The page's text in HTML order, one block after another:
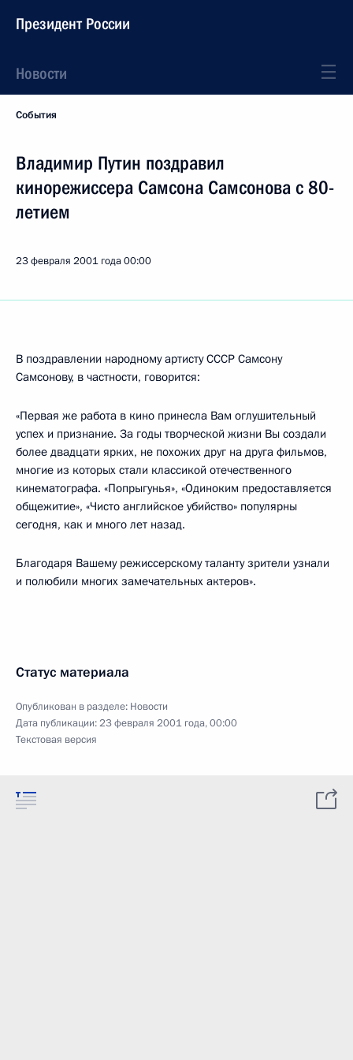
Президент России
Новости
События
Владимир Путин поздравил
кинорежиссера Самсона Самсонова с 80-
летием
23 февраля 2001 года00:00
В поздравлении народному артисту СССР Самсону
Самсонову, в частности, говорится:
«Первая же работа в кино принесла Вам оглушительный
успех и признание. За годы творческой жизни Вы создали
более двадцати ярких, не похожих друг на друга фильмов,
многие из которых стали классикой отечественного
кинематографа. «Попрыгунья», «Одиноким предоставляется
общежитие», «Чисто английское убийство» популярны
сегодня, как и много лет назад.
Благодаря Вашему режиссерскому таланту зрители узнали
и полюбили многих замечательных актеров».
Статус материала
Опубликован в разделе: Новости
Дата публикации:23 февраля 2001 года, 00:00
Текстовая версия